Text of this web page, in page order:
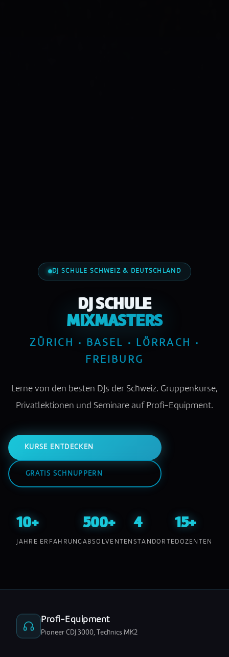
DJ SCHULE SCHWEIZ & DEUTSCHLAND
DJ SCHULE
MIXMASTERS
ZÜRICH · BASEL · LÖRRACH ·
FREIBURG
Lerne von den besten DJs der Schweiz. Gruppenkurse,
Privatlektionen und Seminare auf Profi-Equipment.
KURSE ENTDECKEN
GRATIS SCHNUPPERN
10+
JAHRE ERFAHRUNG
500+
ABSOLVENTEN
4
STANDORTE
15+
DOZENTEN
Profi-Equipment
Pioneer CDJ 3000, Technics MK2